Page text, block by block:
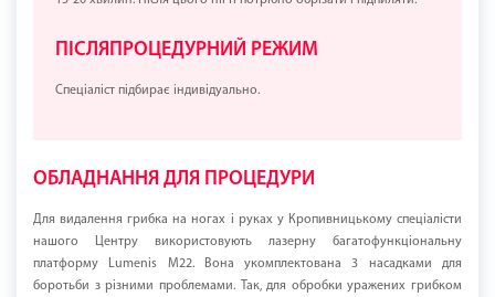
ПІСЛЯПРОЦЕДУРНИЙ РЕЖИМ
Спеціаліст підбирає індивідуально.
ОБЛАДНАННЯ ДЛЯ ПРОЦЕДУРИ
Для видалення грибка на ногах і руках у Кропивницькому спеціалісти
нашого Центру використовують лазерну багатофункціональну
платформу Lumenis M22. Вона укомплектована 3 насадками для
боротьби з різними проблемами. Так, для обробки уражених грибком